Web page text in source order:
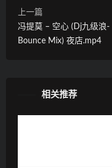
上一篇
冯提莫 – 空心 (Dj九级浪-
Bounce Mix) 夜店.mp4
相关推荐